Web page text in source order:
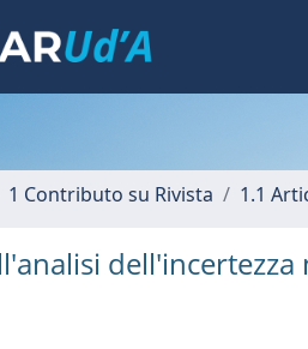
1 Contributo su Rivista 1.1
dell'incertezza